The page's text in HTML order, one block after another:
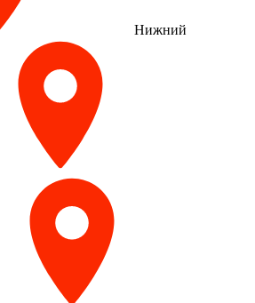
Нижний